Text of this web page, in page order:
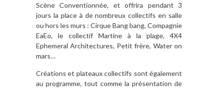
Scène Conventionnée, et offrira pendant 3
jours la place à de nombreux collectifs en salle
ou hors les murs : Cirque Bang bang, Compagnie
EaEo, le collectif Martine à la plage, 4X4
Ephemeral Architectures, Petit frère, Water on
mars…
Créations et plateaux collectifs sont également
au programme, tout comme la présentation de